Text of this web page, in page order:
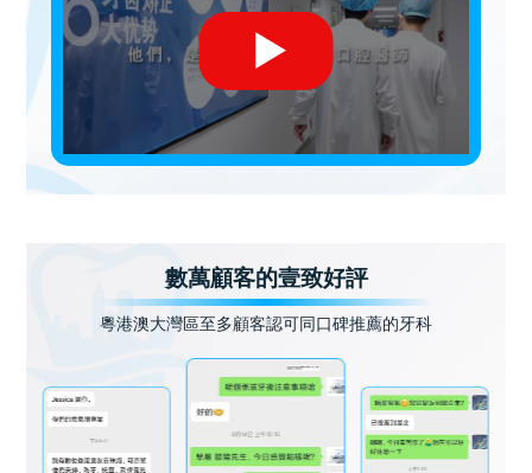
數萬顧客的壹致好評
粵港澳大灣區至多顧客認可同口碑推薦的牙科